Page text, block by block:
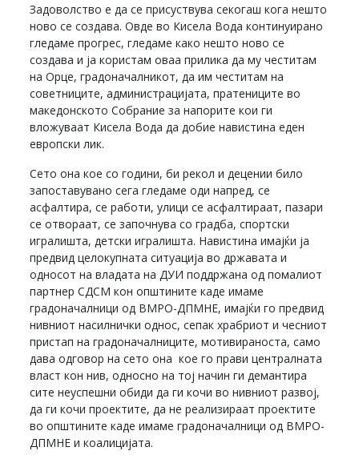
Задоволство е да се присуствува секогаш кога нешто
ново се создава. Овде во Кисела Вода континуирано
гледаме прогрес, гледаме како нешто ново се
создава и ја користам оваа прилика да му честитам
на Орце, градоначалникот, да им честитам на
советниците, администрацијата, пратениците во
македонското Собрание за напорите кои ги
вложуваат Кисела Вода да добие навистина еден
европски лик.
Сето она кое со години, би рекол и децении било
запоставувано сега гледаме оди напред, се
асфалтира, се работи, улици се асфалтираат, пазари
се отвораат, се започнува со градба, спортски
игралишта, детски игралишта. Навистина имајќи ја
предвид целокупната ситуација во државата и
односот на владата на ДУИ поддржана од помалиот
партнер СДСМ кон општините каде имаме
градоначалници од ВМРО-ДПМНЕ, имајќи го предвид
нивниот насилнички однос, сепак храбриот и чесниот
пристап на градоначалниците, мотивираноста, само
дава одговор на сето она кое го прави централната
власт кон нив, односно на тој начин ги демантира
сите неуспешни обиди да ги кочи во нивниот развој,
да ги кочи проектите, да не реализираат проектите
во општините каде имаме градоначалници од ВМРО-
ДПМНЕ и коалицијата.